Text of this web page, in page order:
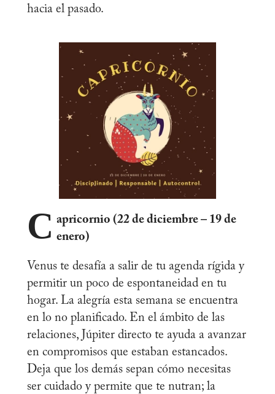
hacia el pasado.
C apricornio (22 de diciembre – 19 de
enero)
Venus te desafía a salir de tu agenda rígida y
permitir un poco de espontaneidad en tu
hogar. La alegría esta semana se encuentra
en lo no planificado. En el ámbito de las
relaciones, Júpiter directo te ayuda a avanzar
en compromisos que estaban estancados.
Deja que los demás sepan cómo necesitas
ser cuidado y permite que te nutran; la